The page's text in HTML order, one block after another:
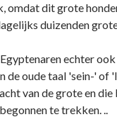
omdat dit grote
duizenden
echter
oude taal 'sein-' of
van de grote en
te trekken. ..